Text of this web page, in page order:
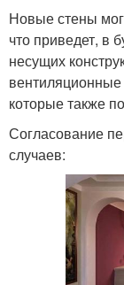
Новые стены
что приведет, в
несущих
которые также
Согласование
случаев: